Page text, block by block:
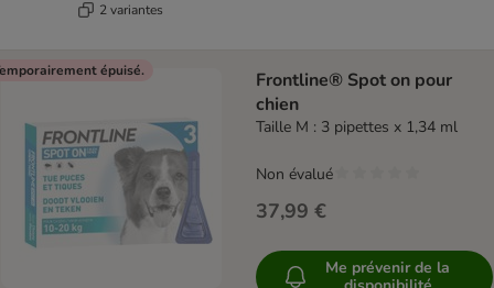
2 variantes
épuisé.
Frontline® Spot on pour
chien
Taille M : 3 pipettes x 1,34 ml
37,99 €
Non évalué
Me prévenir de la